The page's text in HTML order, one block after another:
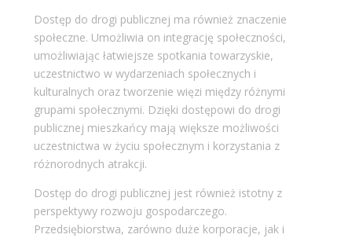
Dostęp do drogi publicznej ma również znaczenie
społeczne. Umożliwia on integrację społeczności,
umożliwiając łatwiejsze spotkania towarzyskie,
uczestnictwo w wydarzeniach społecznych i
kulturalnych oraz tworzenie więzi między różnymi
grupami społecznymi. Dzięki dostępowi do drogi
publicznej mieszkańcy mają większe możliwości
uczestnictwa w życiu społecznym i korzystania z
różnorodnych atrakcji.
Dostęp do drogi publicznej jest również istotny z
perspektywy rozwoju gospodarczego.
Przedsiębiorstwa, zarówno duże korporacje, jak i